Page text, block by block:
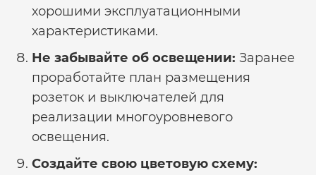
хорошими эксплуатационными
характеристиками.
Не забывайте об освещении: Заранее
проработайте план размещения
розеток и выключателей для
реализации многоуровневого
освещения.
Создайте свою цветовую схему: